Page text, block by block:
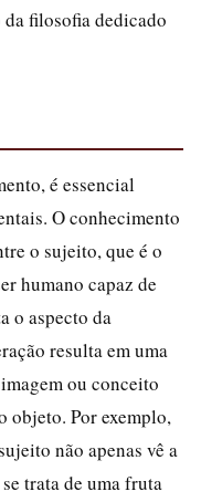
filosofia dedicado
é essencial
O conhecimento
o sujeito, que é o
humano capaz de
o aspecto da
resulta em uma
ou conceito
objeto. Por exemplo,
não apenas vê a
trata de uma fruta